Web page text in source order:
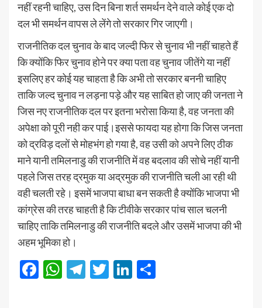
नहीं रहनी चाहिए, उस दिन बिना शर्त समर्थन देने वाले कोई एक दो
दल भी समर्थन वापस ले लेंगे तो सरकार गिर जाएगी।
राजनीतिक दल चुनाव के बाद जल्दी फिर से चुनाव भी नहीं चाहते हैं
कि क्योंकि फिर चुनाव होने पर क्या पता वह चुनाव जीतेंगे या नहीं
इसलिए हर कोई यह चाहता है कि अभी तो सरकार बननी चाहिए
ताकि जल्द चुनाव न लड़ना पड़े और यह साबित हो जाए की जनता ने
जिस नए राजनीतिक दल पर इतना भरोसा किया है, वह जनता की
अपेक्षा को पूरी नही कर पाई।इससे फायदा यह होगा कि जिस जनता
को द्रविड़ दलों से मोहभंग हो गया है, वह उसी को अपने लिए ठीक
माने यानी तमिलनाडु की राजनीति में वह बदलाव की सोचे नहीं यानी
पहले जिस तरह द्रमुक या अद्रमुक की राजनीति चली आ रही थी
वही चलती रहे। इसमें भाजपा बाधा बन सकती है क्योंकि भाजपा भी
कांग्रेस की तरह चाहती है कि टीवीके सरकार पांच साल चलनी
चाहिए ताकि तमिलनाडु की राजनीति बदले और उसमें भाजपा की भी
अहम भूमिका हो।
Facebook
WhatsApp
Telegram
TwitterLinkedIn